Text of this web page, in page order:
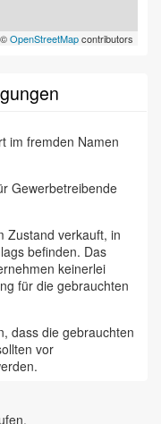
OpenStreetMapcontributors
im fremden Namen
Gewerbetreibende
Zustand verkauft, in
befinden. Das
keinerlei
für die gebrauchten
dass die gebrauchten
vor
ungeprüft sind.